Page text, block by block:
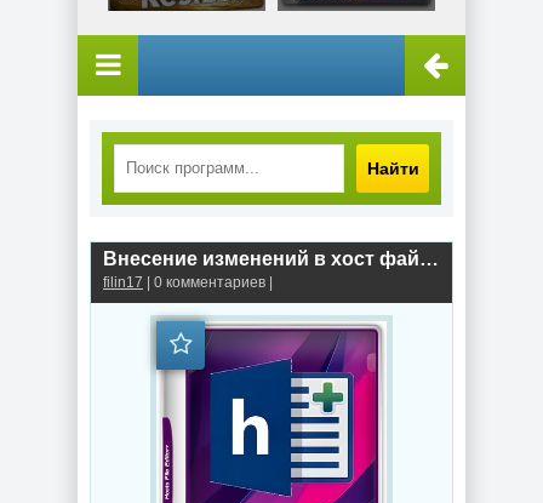
Найти
Внесение изменений в хост файл Hosts File Editor+ 2.6.18 Portable
filin17 | 0 комментариев |